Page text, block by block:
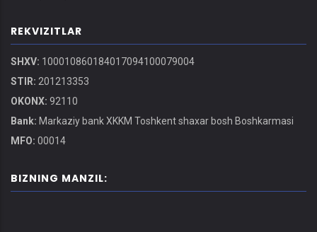
REKVIZITLAR
SHXV: 100010860184017094100079004
STIR: 201213353
OKONX: 92110
Bank: Markaziy bank XKKM Toshkent shaxar bosh Boshkarmasi
MFO: 00014
BIZNING MANZIL: